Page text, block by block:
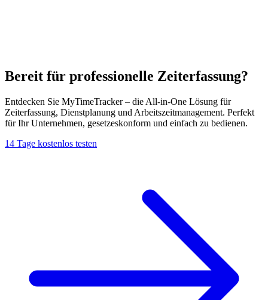
Bereit für professionelle Zeiterfassung?
Entdecken Sie MyTimeTracker – die All-in-One Lösung für
Zeiterfassung, Dienstplanung und Arbeitszeitmanagement. Perfekt
für Ihr Unternehmen, gesetzeskonform und einfach zu bedienen.
14 Tage kostenlos testen